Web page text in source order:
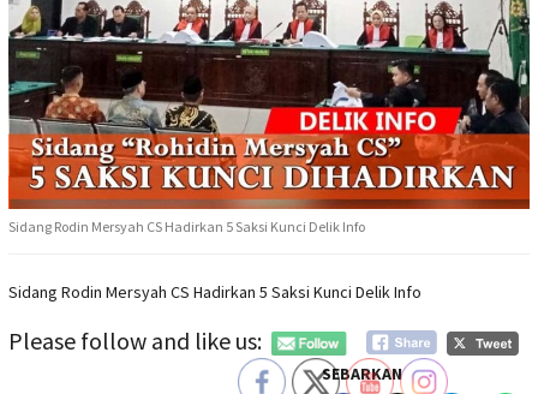
Sidang Rodin Mersyah CS Hadirkan 5 Saksi Kunci Delik Info
Sidang Rodin Mersyah CS Hadirkan 5 Saksi Kunci Delik Info
Please follow and like us:
SEBARKAN